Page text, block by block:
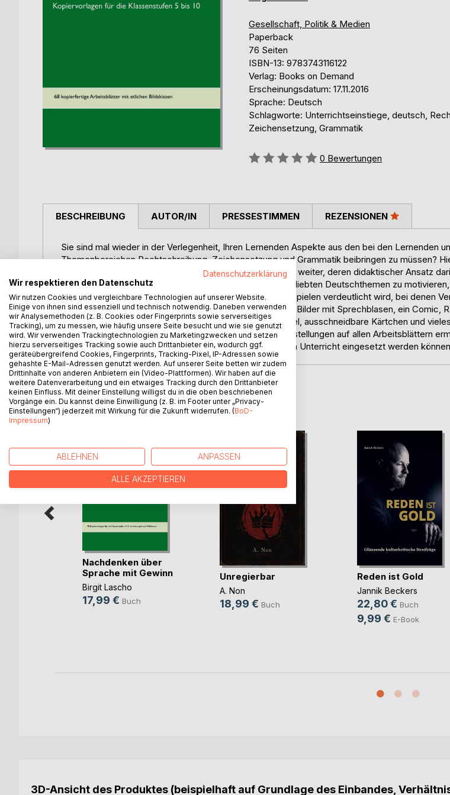
Gesellschaft, Politik & Medien
Paperback
76 Seiten
ISBN-13: 9783743116122
Verlag: Books on Demand
Erscheinungsdatum: 17.11.2016
Sprache: Deutsch
Schlagworte: Unterrichtseinstiege, deutsch,
Zeichensetzung, Grammatik
Bewertung::
0 Bewertungen
BESCHREIBUNG
Sie sind mal wieder in der Verlegenheit, Ihren Lernenden Aspekte aus den bei den Lernenden
Themenbereichen Rechtschreibung, Zeichensetzung und Grammatik beibringen zu müssen?
Unterrichtsmaterialiensammlung mit Unterrichtseinstiegen weiter, deren didaktischer Ansatz
Lernenden dadurch zur Auseinandersetzung mit den unbeliebten Deutschthemen zu
Funktion dieser Sprachnormen anhand von konkreten Beispielen verdeutlicht wird, bei denen
Normen Unklarheiten und Missverständnisse hervorrufen. Bilder mit Sprechblasen, ein Comic,
texte, Krüppeltexte, eine Geschichte, ein Phantomimespiel, ausschneidbare Kärtchen und
für abwechselungsreiche Unterrichtseinstiege. Aufgabenstellungen auf allen Arbeitsblättern
die Kopiervorlagen ohne großen Vorbereitungsaufwand im Unterricht eingesetzt werden
AUTOR/IN PRESSESTIMMEN REZENSIONEN
WEITERE TITEL BEIBoD
Nachdenken über
Sprache mit Gewinn
Birgit Lascho
17,99 € Buch
Unregierbar
A. Non
18,99 € Buch
Reden ist Gold
Jannik Beckers
22,80 € Buch
9,99 € E-Book
3D-Ansicht des Produktes (beispielhaft auf Grundlage des Einbandes,
Datenschutzerklärung
Wir respektieren den Datenschutz
Wir nutzen Cookies und vergleichbare Technologien auf unserer Website.
Einige von ihnen sind essenziell und technisch notwendig. Daneben verwenden
wir Analysemethoden (z. B. Cookies oder Fingerprints sowie serverseitiges
Tracking), um zu messen, wie häufig unsere Seite besucht und wie sie genutzt
wird. Wir verwenden Trackingtechnologien zu Marketingzwecken und setzen
hierzu serverseitiges Tracking sowie auch Drittanbieter ein, wodurch ggf.
geräteübergreifend Cookies, Fingerprints, Tracking-Pixel, IP-Adressen sowie
gehashte E-Mail-Adressen genutzt werden. Auf unserer Seite betten wir zudem
Drittinhalte von anderen Anbietern ein (Video-Plattformen). Wir haben auf die
weitere Datenverarbeitung und ein etwaiges Tracking durch den Drittanbieter
keinen Einfluss. Mit deiner Einstellung willigst du in die oben beschriebenen
Vorgänge ein. Du kannst deine Einwilligung (z. B. im Footer unter „Privacy-
Einstellungen“) jederzeit mit Wirkung für die Zukunft widerrufen. (BoD-
Impressum)
ABLEHNEN ANPASSEN
ALLE AKZEPTIEREN